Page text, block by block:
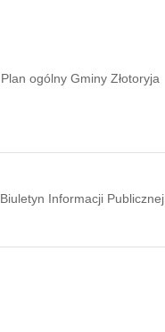
Plan ogólny Gminy Złotoryja
Biuletyn Informacji Publicznej